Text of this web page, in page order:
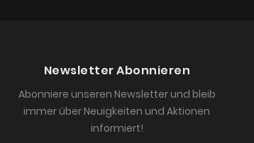
Newsletter Abonnieren
Abonniere unseren Newsletter und bleib
immer über Neuigkeiten und Aktionen
informiert!